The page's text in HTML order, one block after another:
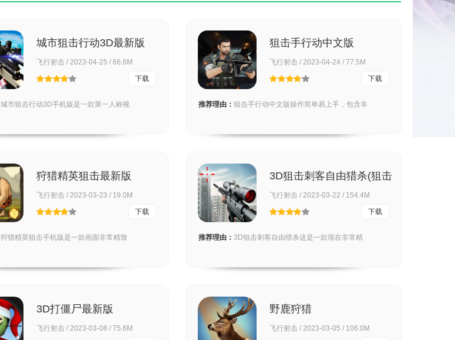
城市狙击行动3D最新版
飞行射击 / 2023-04-25 / 66.6M
下载
城市狙击行动3D手机版是一款第一人称视
狙击手行动中文版
飞行射击 / 2023-04-24 / 77.5M
下载
推荐理由： 狙击手行动中文版操作简单易上手，包含丰
狩猎精英狙击最新版
飞行射击 / 2023-03-23 / 19.0M
下载
狩猎精英狙击手机版是一款画面非常精致
3D狙击刺客自由猎杀(狙击
飞行射击 / 2023-03-22 / 154.4M
下载
推荐理由： 3D狙击刺客自由猎杀这是一款现在非常精
3D打僵尸最新版
飞行射击 / 2023-03-08 / 75.6M
野鹿狩猎
飞行射击 / 2023-03-05 / 106.0M